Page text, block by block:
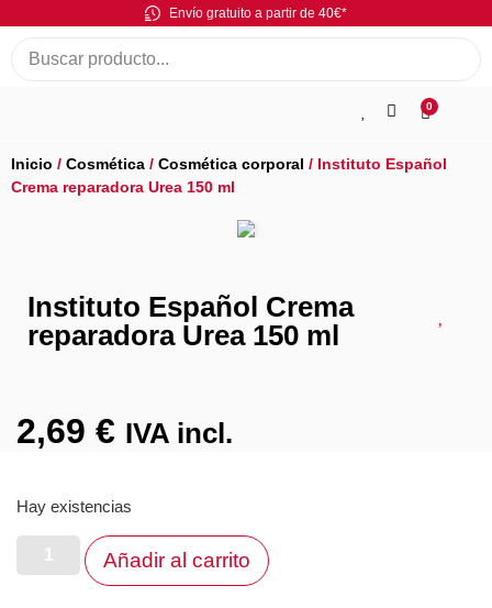
Envío gratuito a partir de 40€*
0
Inicio / Cosmética / Cosmética corporal / Instituto Español
Crema reparadora Urea 150 ml
Instituto Español Crema
reparadora Urea 150 ml
2,69 € IVA incl.
Hay existencias
Añadir al carrito